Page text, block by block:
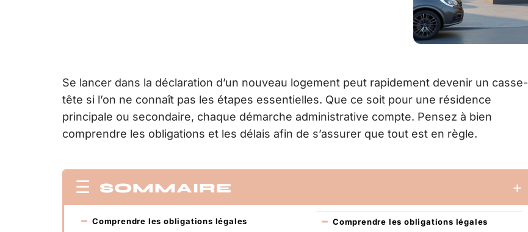
Se lancer dans la déclaration d’un nouveau logement peut rapidement devenir un casse-
tête si l’on ne connaît pas les étapes essentielles. Que ce soit pour une résidence
principale ou secondaire, chaque démarche administrative compte. Pensez à bien
comprendre les obligations et les délais afin de s’assurer que tout est en règle.
SOMMAIRE
Comprendre les obligations légales Comprendre les obligations légales